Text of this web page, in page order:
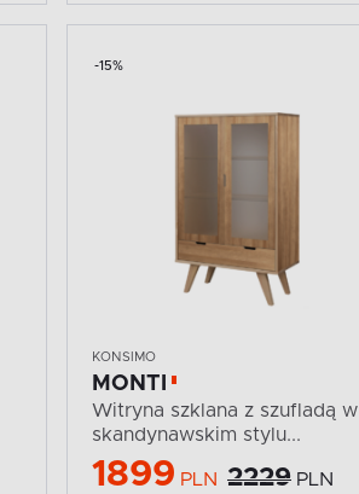
-15%
KONSIMO
MONTI
Witryna szklana z szufladą w
skandynawskim stylu...
1899 PLN 2229 PLN